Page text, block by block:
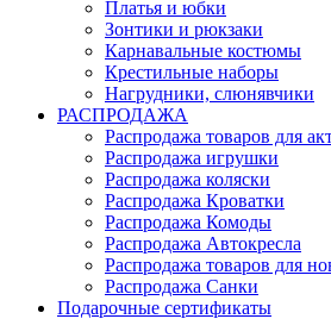
Платья и юбки
Зонтики и рюкзаки
Карнавальные костюмы
Крестильные наборы
Нагрудники, слюнявчики
РАСПРОДАЖА
Распродажа товаров для
Распродажа игрушки
Распродажа коляски
Распродажа Кроватки
Распродажа Комоды
Распродажа Автокресла
Распродажа товаров для
Распродажа Санки
Подарочные сертификаты